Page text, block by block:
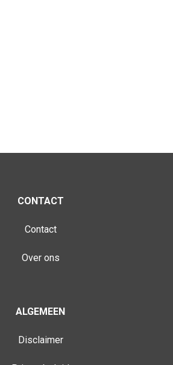
CONTACT
Contact
Over ons
ALGEMEEN
Disclaimer